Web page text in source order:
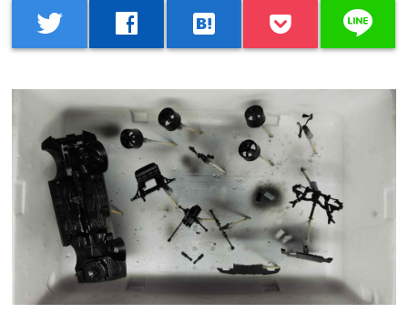
twitter facebook hatenabookmark line